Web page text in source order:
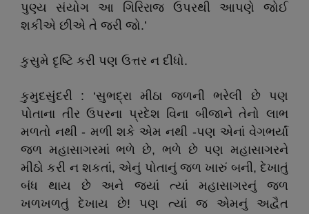
પુણ્ય સંયોગ આ ગિરિરાજ ઉપરથી આપણે જોઈ
શકીએ છીએ તે જરી જો.’
કુસુમે દૃષ્ટિ કરી પણ ઉત્તર ન દીધો.
કુમુદસુંદરી : ‘સુભદ્રા મીઠા જળની ભરેલી છે પણ
પોતાના તીર ઉપરના પ્રદેશ વિના બીજાને તેનો લાભ
મળતો નથી - મળી શકે એમ નથી -પણ એનાં વેગભર્યાં
જળ મહાસાગરમાં ભળે છે, ભળે છે પણ મહાસાગરને
મીઠો કરી ન શકતાં, એનું પોતાનું જળ ખારું બની, દેખાતું
બંધ થાય છે અને જ્યાં ત્યાં મહાસાગરનું જળ
ખળખળતું દેખાય છે! પણ ત્યાં જ એમનું અદ્વૈત